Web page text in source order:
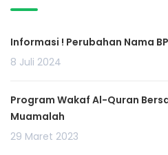
Informasi ! Perubahan Nama
8 Juli 2024
Program Wakaf Al-Quran
Muamalah
29 Maret 2023